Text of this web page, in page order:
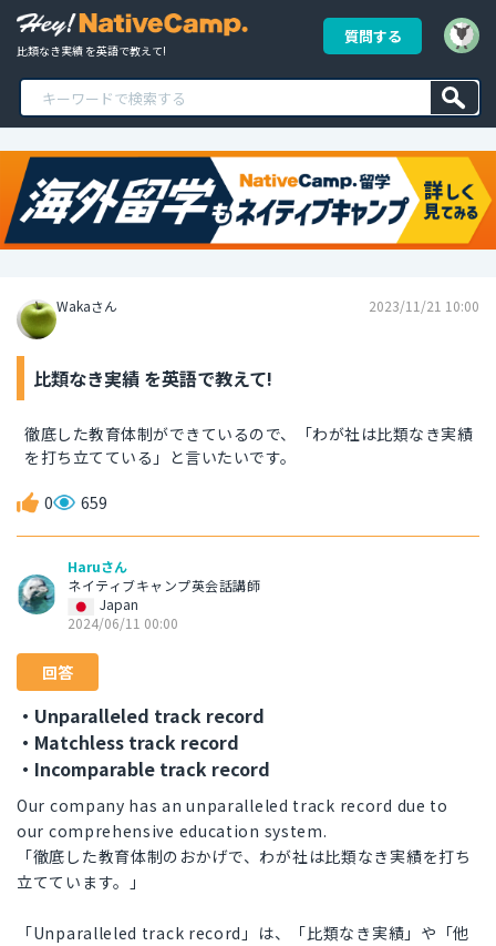
比類なき実績 を英語で教えて!
質問する
Wakaさん 2023/11/21 10:00
比類なき実績 を英語で教えて!
徹底した教育体制ができているので、「わが社は比類なき実績
を打ち立てている」と言いたいです。
0 659
Haruさん
ネイティブキャンプ英会話講師
Japan
2024/06/11 00:00
回答
・Unparalleled track record
・Matchless track record
・Incomparable track record
Our company has an unparalleled track record due to
our comprehensive education system.
「徹底した教育体制のおかげで、わが社は比類なき実績を打ち
立てています。」
「Unparalleled track record」は、「比類なき実績」や「他